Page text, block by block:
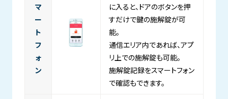
マ
ー
ト
フ
ォ
ン
に入ると、ドアのボタンを押
すだけで鍵の施解錠が可
能。
通信エリア内であれば、アプ
リ上での施解錠も可能。
施解錠記録をスマートフォン
で確認もできます。